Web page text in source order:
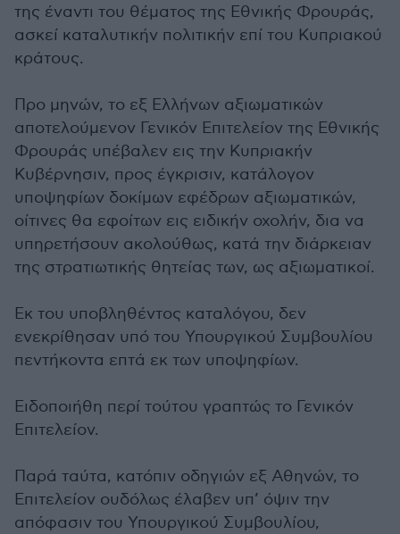
της έναντι του θέματος της Εθνικής Φρουράς,
ασκεί καταλυτικήν πολιτικήν επί του Κυπριακού
κράτους.
Προ μηνών, το εξ Ελλήνων αξιωματικών
αποτελούμενον Γενικόν Επιτελείον της Εθνικής
Φρουράς υπέβαλεν εις την Κυπριακήν
Κυβέρνησιν, προς έγκρισιν, κατάλογον
υποψηφίων δοκίμων εφέδρων αξιωματικών,
οίτινες θα εφοίτων εις ειδικήν οχολήν, δια να
υπηρετήσουν ακολούθως, κατά την διάρκειαν
της στρατιωτικής θητείας των, ως αξιωματικοί.
Εκ του υποβληθέντος καταλόγου, δεν
ενεκρίθησαν υπό του Υπουργικού Συμβουλίου
πεντήκοντα επτά εκ των υποψηφίων.
Ειδοποιήθη περί τούτου γραπτώς το Γενικόν
Επιτελείον.
Παρά ταύτα, κατόπιν οδηγιών εξ Αθηνών, το
Επιτελείον ουδόλως έλαβεν υπ’ όψιν την
απόφασιν του Υπουργικού Συμβουλίου,